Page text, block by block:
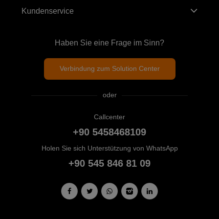
Kundenservice
Haben Sie eine Frage im Sinn?
Verbindung zum Solution Center
oder
Callcenter
+90 5458468109
Holen Sie sich Unterstützung von WhatsApp
+90 545 846 81 09